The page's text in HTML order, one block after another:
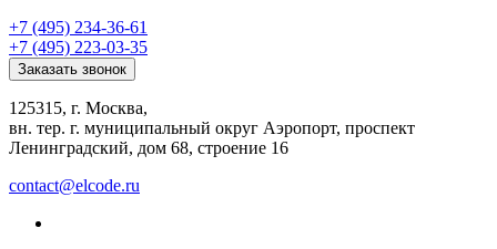
+7 (495) 234-36-61
+7 (495) 223-03-35
Заказать звонок
125315, г. Москва,
вн. тер. г. муниципальный округ Аэропорт, проспект
Ленинградский, дом 68, строение 16
contact@elcode.ru